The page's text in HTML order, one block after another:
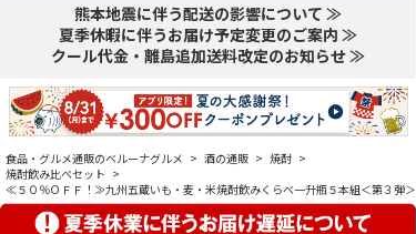
熊本地震に伴う配送の影響について ≫
夏季休暇に伴うお届け予定変更のご案内 ≫
クール代金・離島追加送料改定のお知らせ ≫
食品・グルメ通販のベルーナグルメ > 酒の通販 > 焼酎 >
焼酎飲み比べセット >
≪５０％ＯＦＦ！≫九州五蔵いも・麦・米焼酎飲みくらべ一升瓶５本組＜第３弾＞